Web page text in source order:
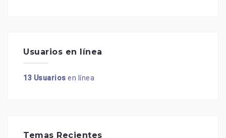
Usuarios en línea
13 Usuarios en línea
Temas Recientes